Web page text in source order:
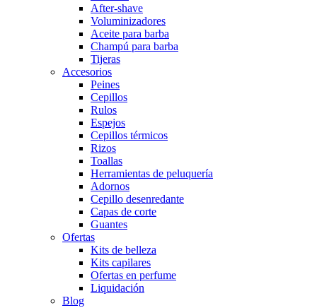
After-shave
Voluminizadores
Aceite para barba
Champú para barba
Tijeras
Accesorios
Peines
Cepillos
Rulos
Espejos
Cepillos térmicos
Rizos
Toallas
Herramientas de peluquería
Adornos
Cepillo desenredante
Capas de corte
Guantes
Ofertas
Kits de belleza
Kits capilares
Ofertas en perfume
Liquidación
Blog